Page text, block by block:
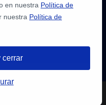
de
a
en nuestra Política de
nuestra Política de
cerrar